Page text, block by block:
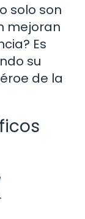
solo son
mejoran
Es
su
de la